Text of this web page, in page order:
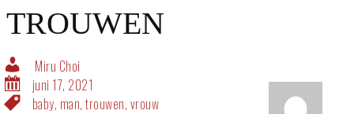
TROUWEN
Miru Choi
juni 17, 2021
baby, man,trouwen, vrouw